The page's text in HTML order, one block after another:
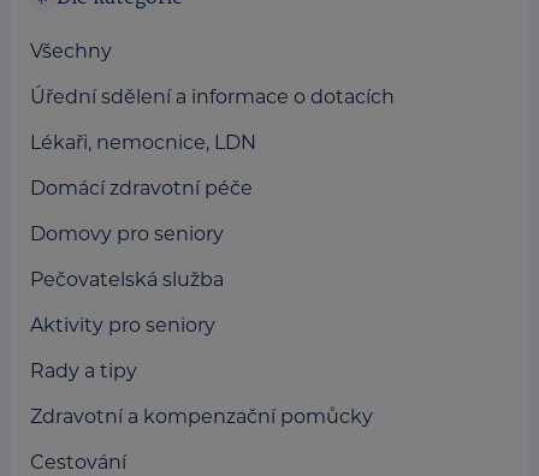
Všechny
Úřední sdělení a informace o dotacích
Lékaři, nemocnice, LDN
Domácí zdravotní péče
Domovy pro seniory
Pečovatelská služba
Aktivity pro seniory
Rady a tipy
Zdravotní a kompenzační pomůcky
Cestování